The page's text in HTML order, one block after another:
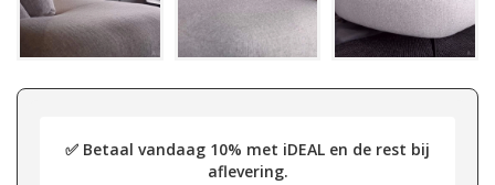
✅ Betaal vandaag 10% met iDEAL en de rest bij
aflevering.